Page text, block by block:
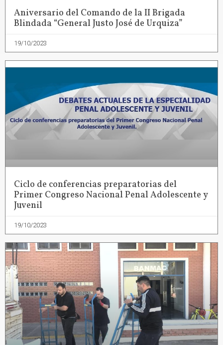
Aniversario del Comando de la II Brigada
Blindada “General Justo José de Urquiza”
19/10/2023
Ciclo de conferencias preparatorias del
Primer Congreso Nacional Penal Adolescente y
Juvenil
19/10/2023